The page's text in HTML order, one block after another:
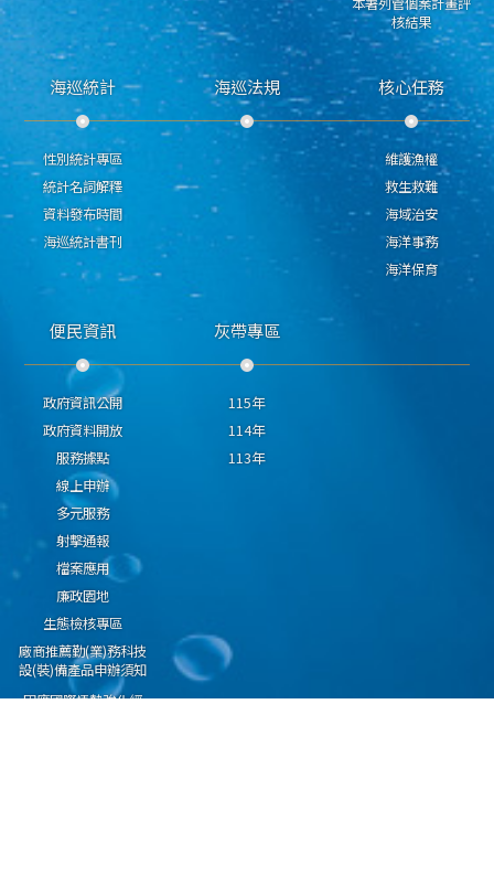
核結果
海巡統計
性別統計專區
統計名詞解釋
資料發布時間
海巡統計書刊
海巡法規 核心任務
維護漁權
救生救難
海域治安
海洋事務
海洋保育
便民資訊
政府資訊公開
政府資料開放
服務據點
線上申辦
多元服務
射擊通報
檔案應用
廉政園地
生態檢核專區
廠商推薦勤(業)務科技
設(裝)備產品申辦須知
因應國際情勢強化經
灰帶專區
115年
114年
113年